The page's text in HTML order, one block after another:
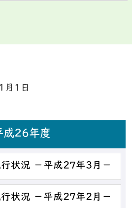
1日
成26年度
状況 －平成27年3月－
状況 －平成27年2月－